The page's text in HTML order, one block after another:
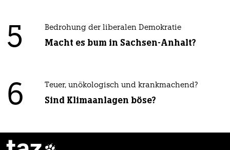
5 Bedrohung der liberalen Demokratie
Macht es bum in Sachsen-Anhalt?
6 Teuer, unökologisch und krankmachend?
Sind Klimaanlagen böse?